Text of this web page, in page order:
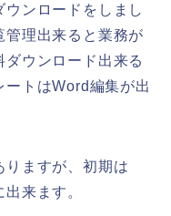
ンロードをしまし
管理出来ると業務が
ウンロード出来る
トはWord編集が出
りますが、初期は
来ます。